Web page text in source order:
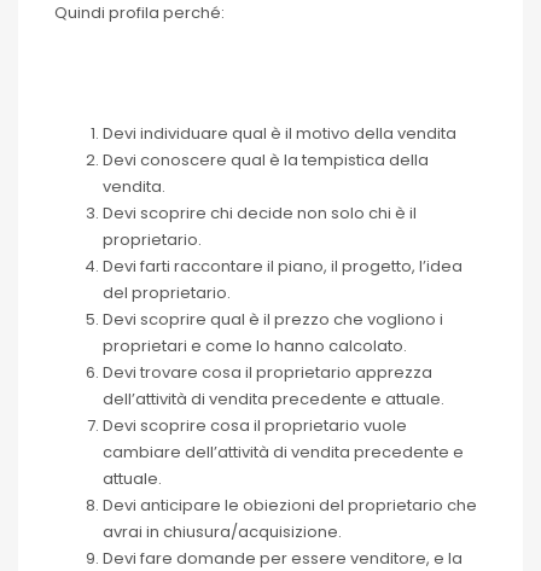
Quindi profila perché:
Devi individuare qual è il motivo della vendita
Devi conoscere qual è la tempistica della
vendita.
Devi scoprire chi decide non solo chi è il
proprietario.
Devi farti raccontare il piano, il progetto, l’idea
del proprietario.
Devi scoprire qual è il prezzo che vogliono i
proprietari e come lo hanno calcolato.
Devi trovare cosa il proprietario apprezza
dell’attività di vendita precedente e attuale.
Devi scoprire cosa il proprietario vuole
cambiare dell’attività di vendita precedente e
attuale.
Devi anticipare le obiezioni del proprietario che
avrai in chiusura/acquisizione.
Devi fare domande per essere venditore, e la